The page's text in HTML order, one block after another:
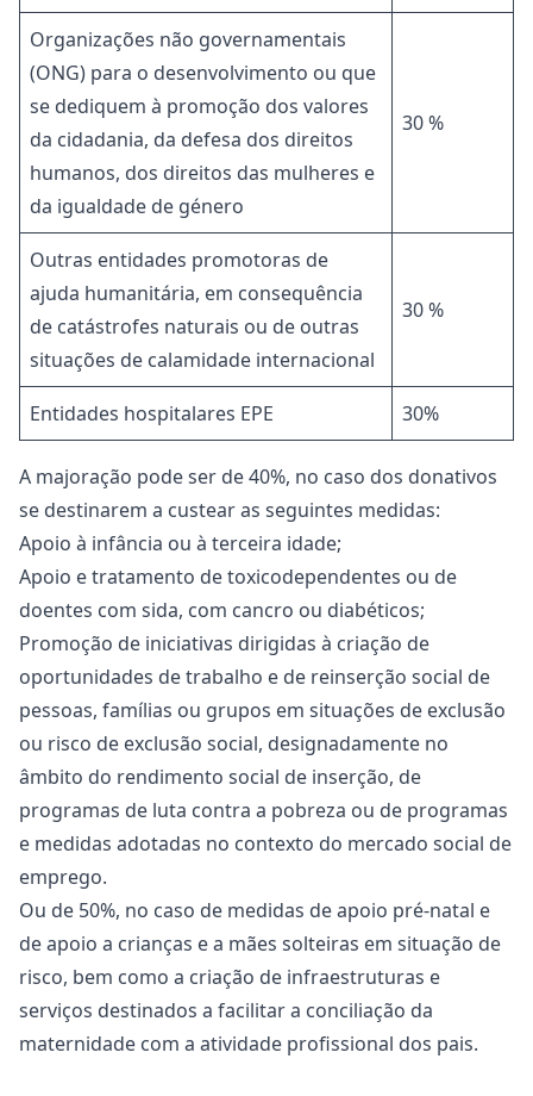
Organizações não governamentais
(ONG) para o desenvolvimento ou que
se dediquem à promoção dos valores
da cidadania, da defesa dos direitos
humanos, dos direitos das mulheres e
da igualdade de género
30 %
Outras entidades promotoras de
ajuda humanitária, em consequência
de catástrofes naturais ou de outras
situações de calamidade internacional
30 %
Entidades hospitalares EPE 30%
A majoração pode ser de 40%, no caso dos donativos
se destinarem a custear as seguintes medidas:
Apoio à infância ou à terceira idade;
Apoio e tratamento de toxicodependentes ou de
doentes com sida, com cancro ou diabéticos;
Promoção de iniciativas dirigidas à criação de
oportunidades de trabalho e de reinserção social de
pessoas, famílias ou grupos em situações de exclusão
ou risco de exclusão social, designadamente no
âmbito do rendimento social de inserção, de
programas de luta contra a pobreza ou de programas
e medidas adotadas no contexto do mercado social de
emprego.
Ou de 50%, no caso de medidas de apoio pré-natal e
de apoio a crianças e a mães solteiras em situação de
risco, bem como a criação de infraestruturas e
serviços destinados a facilitar a conciliação da
maternidade com a atividade profissional dos pais.